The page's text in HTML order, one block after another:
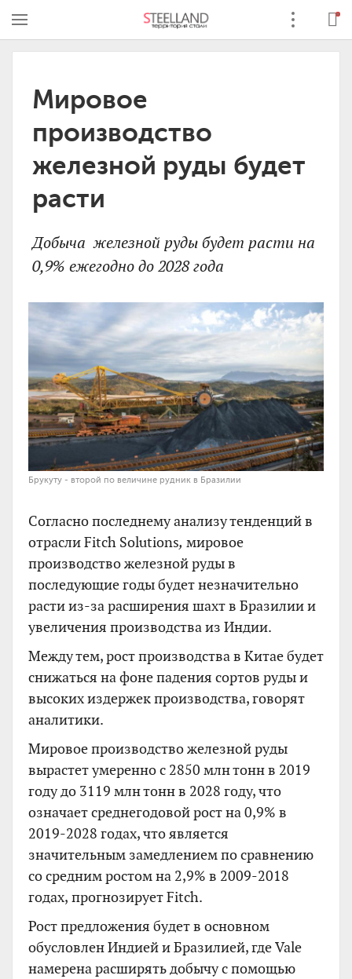
Мировое
производство
железной руды будет
расти
Добыча железной руды будет расти на
0,9% ежегодно до 2028 года
Брукуту - второй по величине рудник в Бразилии
Согласно последнему анализу тенденций в
отрасли Fitch Solutions, мировое
производство железной руды в
последующие годы будет незначительно
расти из-за расширения шахт в Бразилии и
увеличения производства из Индии.
Между тем, рост производства в Китае будет
снижаться на фоне падения сортов руды и
высоких издержек производства, говорят
аналитики.
Мировое производство железной руды
вырастет умеренно с 2850 млн тонн в 2019
году до 3119 млн тонн в 2028 году, что
означает среднегодовой рост на 0,9% в
2019-2028 годах, что является
значительным замедлением по сравнению
со средним ростом на 2,9% в 2009-2018
годах, прогнозирует Fitch.
Рост предложения будет в основном
обусловлен Индией и Бразилией, где Vale
намерена расширять добычу с помощью